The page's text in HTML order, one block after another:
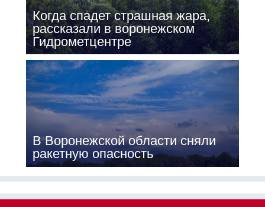
Когда спадет страшная жара,
рассказали в воронежском
Гидрометцентре
В Воронежской области сняли
ракетную опасность